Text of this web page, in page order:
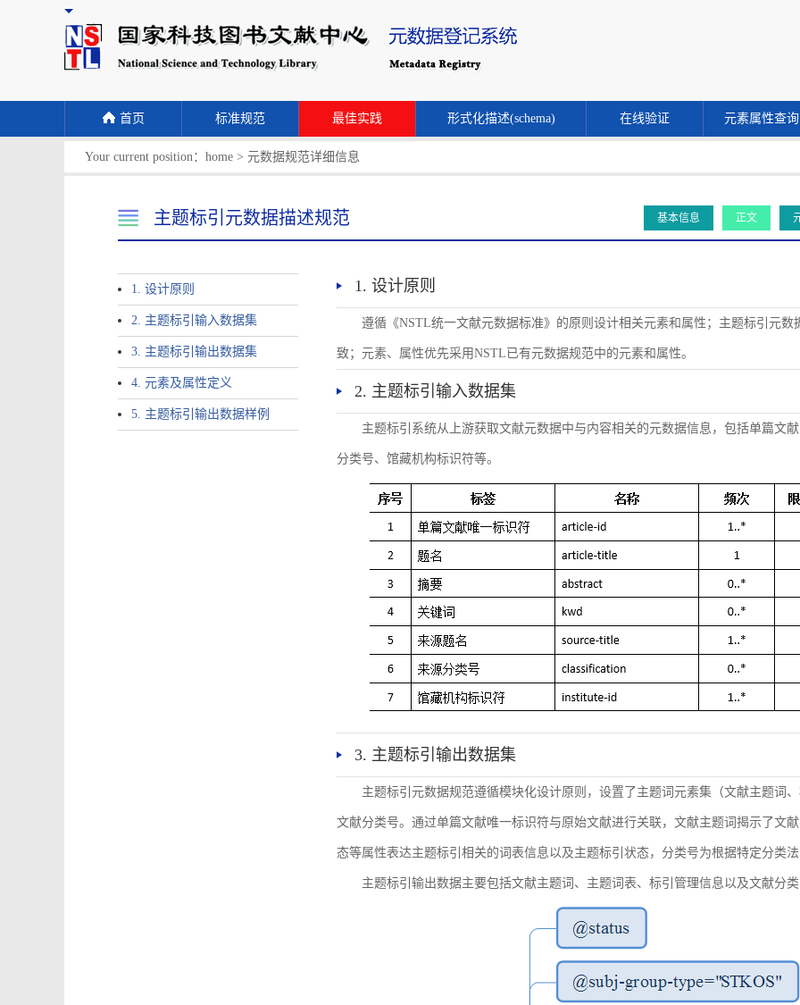
首页 标准规范 最佳实践 形式化描述(schema) 在线验证 元素属性查询
Your current position： home > 元数据规范详细信息
主题标引元数据描述规范 基本信息 正文
1. 设计原则
2. 主题标引输入数据集
3. 主题标引输出数据集
4. 元素及属性定义
5. 主题标引输出数据样例
1. 设计原则
遵循《NSTL统一文献元数据标准》的原则设计相关元素和属性；主题标引元
致；元素、属性优先采用NSTL已有元数据规范中的元素和属性。
2. 主题标引输入数据集
主题标引系统从上游获取文献元数据中与内容相关的元数据信息，包括单篇文
分类号、馆藏机构标识符等。
3. 主题标引输出数据集
主题标引元数据规范遵循模块化设计原则，设置了主题词元素集（文献主题词
文献分类号。通过单篇文献唯一标识符与原始文献进行关联，文献主题词揭示了文
态等属性表达主题标引相关的词表信息以及主题标引状态，分类号为根据特定分类
主题标引输出数据主要包括文献主题词、主题词表、标引管理信息以及文献分